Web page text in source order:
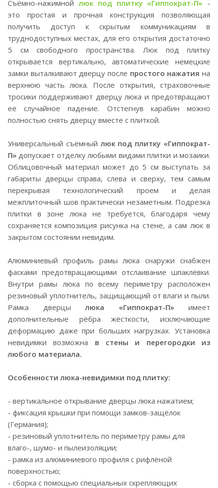
Съёмно-нажимнойлюк под плитку «Гиппократ-П» -
это простая и прочная конструкция позволяющая
получить доступ к скрытым коммуникациям в
труднодоступных местах, для его открытия достаточно
5 см свободного пространства. Люк под плитку
открывается вертикально, автоматические немецкие
замки выталкивают дверцу после простого нажатия на
верхнюю часть люка. После открытия, страховочные
тросики поддерживают дверцу люка и предотвращают
её случайное падение. Отстегнув карабин можно
полностью снять дверцу вместе с плиткой.
Универсальный съёмныйлюк под плитку «Гиппократ-
П» допускает отделку любыми видами плитки и мозаики.
Облицовочный материал может до 5 см выступать за
габариты дверцы справа, слева и сверху, тем самым
перекрывая технологический проем и делая
межплиточный шов практически незаметным. Подрезка
плитки в зоне люка не требуется, благодаря чему
сохраняется композиция рисунка на стене, а сам люк в
закрытом состоянии невидим.
Алюминиевый профиль рамы люка снаружи снабжен
фасками предотвращающими отслаивание шпаклёвки.
Внутри рамы люка по всему периметру расположен
резиновый уплотнитель, защищающий от влаги и пыли.
Рамка дверцылюка «Гиппократ-П»имеет
дополнительные рёбра жёсткости, исключающие
деформацию даже при больших нагрузках. Установка
невидимки возможна в стены и перегородки из
любого материала.
Особенности люка-невидимки под плитку:
- вертикальное открывание дверцы люка нажатием;
- фиксация крышки при помощи замков-защёлок
(Германия);
- резиновый уплотнитель по периметру рамы для
влаго-, шумо- и пылеизоляции;
- рамка из алюминиевого профиля с рифлёной
поверхностью;
- сборка с помощью специальных скрепляющих